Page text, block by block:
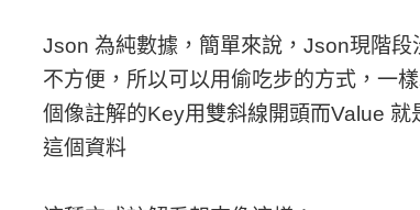
Json 為純數據，簡單來說，Json現階
不方便，所以可以用偷吃步的方式，一
個像註解的Key用雙斜線開頭而Value
這個資料